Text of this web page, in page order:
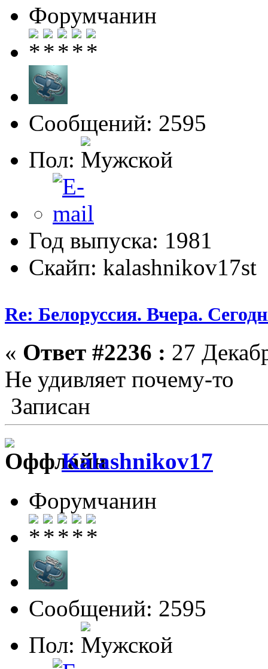
Форумчанин
Сообщений: 2595
Пол:
Год выпуска: 1981
Скайп: kalashnikov17st
Re: Белоруссия. Вчера.
« Ответ #2236 : 27
Не удивляет почему-то
Записан
Kalashnikov17
Форумчанин
Сообщений: 2595
Пол: